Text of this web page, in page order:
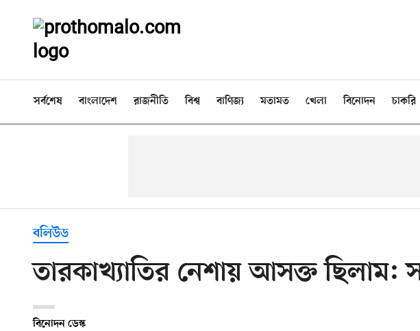
সর্বশেষ বাংলাদেশ রাজনীতি বিশ্ব বাণিজ্য মতামত খেলা বিনোদন চাকরি
বলিউড
তারকাখ্যাতির নেশায় আসক্ত ছিলাম:
বিনোদন ডেস্ক